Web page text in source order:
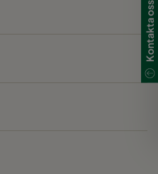
Kontakta oss